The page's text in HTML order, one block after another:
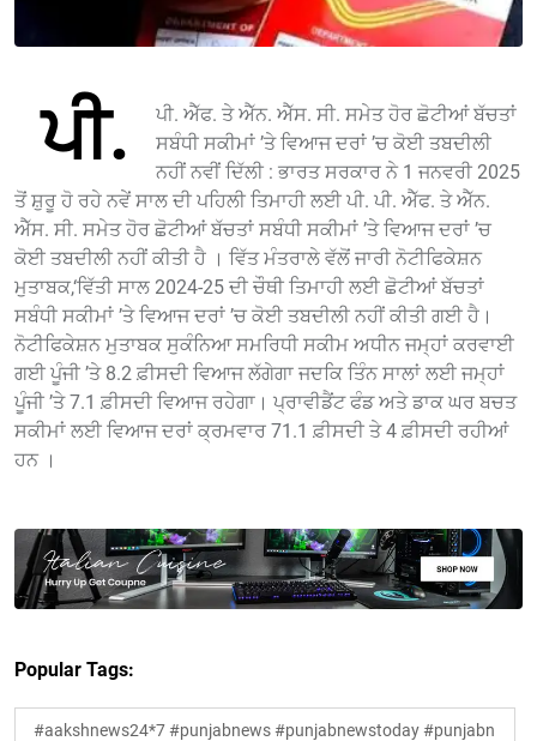
ਪੀ.
ਪੀ. ਐੱਫ. ਤੇ ਐੱਨ. ਐੱਸ. ਸੀ. ਸਮੇਤ ਹੋਰ ਛੋਟੀਆਂ ਬੱਚਤਾਂ
ਸਬੰਧੀ ਸਕੀਮਾਂ ’ਤੇ ਵਿਆਜ ਦਰਾਂ ’ਚ ਕੋਈ ਤਬਦੀਲੀ
ਨਹੀਂ ਨਵੀਂ ਦਿੱਲੀ : ਭਾਰਤ ਸਰਕਾਰ ਨੇ 1 ਜਨਵਰੀ 2025
ਤੋਂ ਸ਼ੁਰੂ ਹੋ ਰਹੇ ਨਵੇਂ ਸਾਲ ਦੀ ਪਹਿਲੀ ਤਿਮਾਹੀ ਲਈ ਪੀ. ਪੀ. ਐੱਫ. ਤੇ ਐੱਨ.
ਐੱਸ. ਸੀ. ਸਮੇਤ ਹੋਰ ਛੋਟੀਆਂ ਬੱਚਤਾਂ ਸਬੰਧੀ ਸਕੀਮਾਂ ’ਤੇ ਵਿਆਜ ਦਰਾਂ ’ਚ
ਕੋਈ ਤਬਦੀਲੀ ਨਹੀਂ ਕੀਤੀ ਹੈ । ਵਿੱਤ ਮੰਤਰਾਲੇ ਵੱਲੋਂ ਜਾਰੀ ਨੋਟੀਫਿਕੇਸ਼ਨ
ਮੁਤਾਬਕ,‘ਵਿੱਤੀ ਸਾਲ 2024-25 ਦੀ ਚੌਥੀ ਤਿਮਾਹੀ ਲਈ ਛੋਟੀਆਂ ਬੱਚਤਾਂ
ਸਬੰਧੀ ਸਕੀਮਾਂ ’ਤੇ ਵਿਆਜ ਦਰਾਂ ’ਚ ਕੋਈ ਤਬਦੀਲੀ ਨਹੀਂ ਕੀਤੀ ਗਈ ਹੈ।
ਨੋਟੀਫਿਕੇਸ਼ਨ ਮੁਤਾਬਕ ਸੁਕੰਨਿਆ ਸਮਰਿਧੀ ਸਕੀਮ ਅਧੀਨ ਜਮ੍ਹਾਂ ਕਰਵਾਈ
ਗਈ ਪੂੰਜੀ ’ਤੇ 8.2 ਫ਼ੀਸਦੀ ਵਿਆਜ ਲੱਗੇਗਾ ਜਦਕਿ ਤਿੰਨ ਸਾਲਾਂ ਲਈ ਜਮ੍ਹਾਂ
ਪੂੰਜੀ ’ਤੇ 7.1 ਫ਼ੀਸਦੀ ਵਿਆਜ ਰਹੇਗਾ। ਪ੍ਰਾਵੀਡੈਂਟ ਫੰਡ ਅਤੇ ਡਾਕ ਘਰ ਬਚਤ
ਸਕੀਮਾਂ ਲਈ ਵਿਆਜ ਦਰਾਂ ਕ੍ਰਮਵਾਰ 71.1 ਫ਼ੀਸਦੀ ਤੇ 4 ਫ਼ੀਸਦੀ ਰਹੀਆਂ
ਹਨ ।
Popular Tags:
#aakshnews24*7 #punjabnews #punjabnewstoday #punjabn